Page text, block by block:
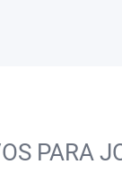
PARA